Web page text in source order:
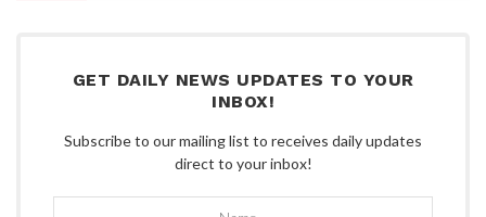
GET DAILY NEWS UPDATES TO YOUR
INBOX!
Subscribe to our mailing list to receives daily updates
direct to your inbox!